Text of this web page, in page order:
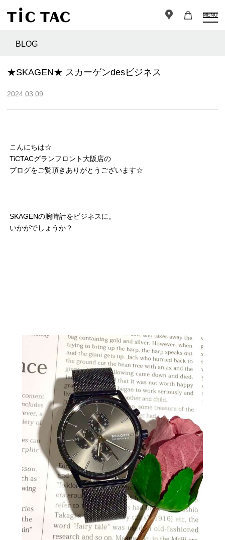
MENU
BLOG
★SKAGEN★ スカーゲンdesビジネス
2024.03.09
こんにちは☆
TiCTACグランフロント大阪店の
ブログをご覧頂きありがとうございます☆
SKAGENの腕時計をビジネスに。
いかがでしょうか？